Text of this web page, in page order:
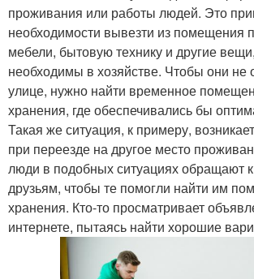
проживания или работы людей. Это
необходимости вывезти из помещения
мебели, бытовую технику и другие
необходимы в хозяйстве. Чтобы они не
улице, нужно найти временное
хранения, где обеспечивались бы
Такая же ситуация, к примеру, возникает
при переезде на другое место
люди в подобных ситуациях обращают
друзьям, чтобы те помогли найти им
хранения. Кто-то просматривает
интернете, пытаясь найти хорошие